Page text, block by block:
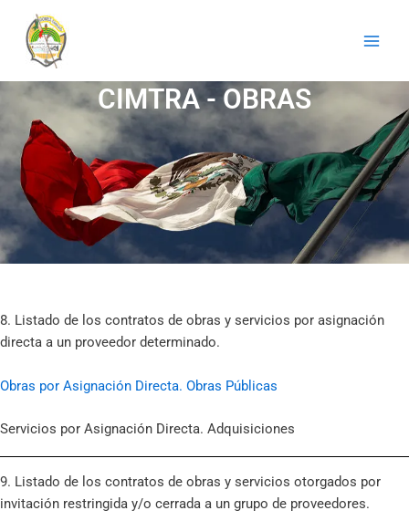
contenido
CIMTRA - OBRAS
8. Listado de los contratos de obras y servicios por asignación
directa a un proveedor determinado.
Obras por Asignación Directa. Obras Públicas
Servicios por Asignación Directa. Adquisiciones
9. Listado de los contratos de obras y servicios otorgados por
invitación restringida y/o cerrada a un grupo de proveedores.